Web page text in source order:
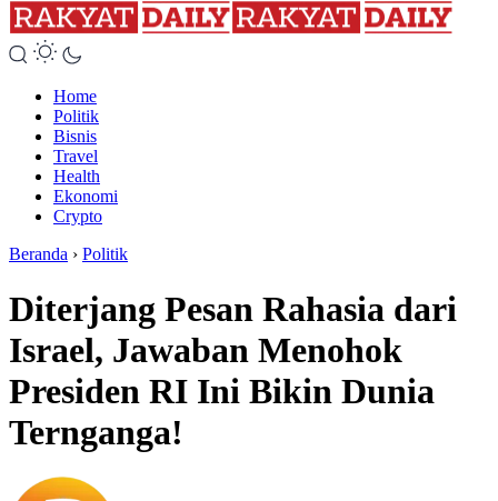
Home
Politik
Bisnis
Travel
Health
Ekonomi
Crypto
Beranda › Politik
Diterjang Pesan Rahasia dari
Israel, Jawaban Menohok
Presiden RI Ini Bikin Dunia
Ternganga!